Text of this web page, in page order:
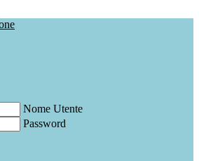
Nome Utente
Password